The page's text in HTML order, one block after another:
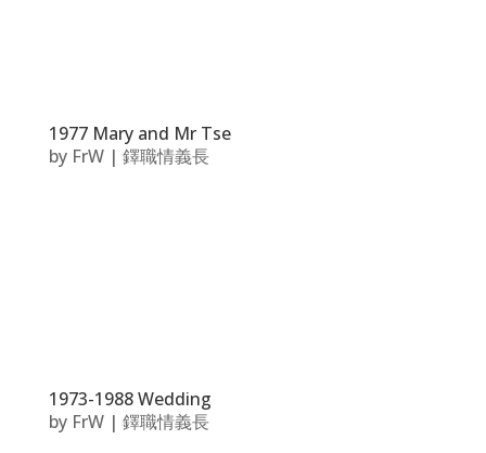
1977 Mary and Mr Tse
by FrW| 鐸職情義長
1973-1988 Wedding
by FrW| 鐸職情義長